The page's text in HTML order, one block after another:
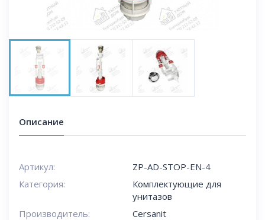
Описание
Артикул:
ZP-AD-STOP-EN-4
Категория:
Комплектующие для
унитазов
Производитель:
Cersanit